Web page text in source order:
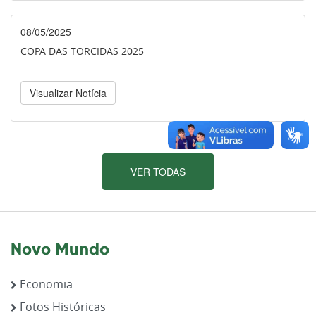
08/05/2025
COPA DAS TORCIDAS 2025
Visualizar Notícia
VER TODAS
Novo Mundo
Economia
Fotos Históricas